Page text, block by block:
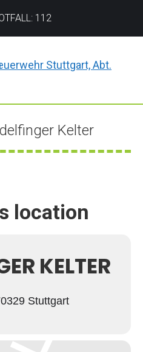
112
Kelter
Sie befinden sich hier:
location
KELTER
Stuttgart